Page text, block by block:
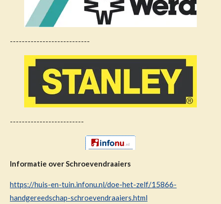
---------------------------
-------------------------
Informatie over Schroevendraaiers
https://huis-en-tuin.infonu.nl/doe-het-zelf/15866-
handgereedschap-schroevendraaiers.html